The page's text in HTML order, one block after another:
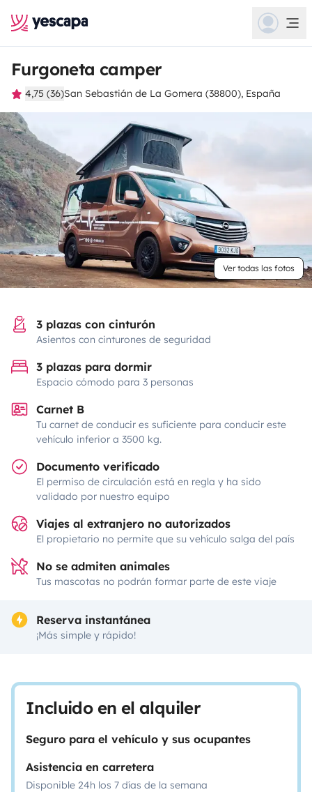
Furgoneta camper
4,75 (36)San Sebastián de La Gomera (38800), España
Ver todas las fotos
3 plazas con cinturón
Asientos con cinturones de seguridad
3 plazas para dormir
Espacio cómodo para 3 personas
Carnet B
Tu carnet de conducir es suficiente para conducir este
vehículo inferior a 3500 kg.
Documento verificado
El permiso de circulación está en regla y ha sido
validado por nuestro equipo
Viajes al extranjero no autorizados
El propietario no permite que su vehículo salga del país
No se admiten animales
Tus mascotas no podrán formar parte de este viaje
Reserva instantánea
¡Más simple y rápido!
Incluido en el alquiler
Seguro para el vehículo y sus ocupantes
Asistencia en carretera
Disponible 24h los 7 días de la semana